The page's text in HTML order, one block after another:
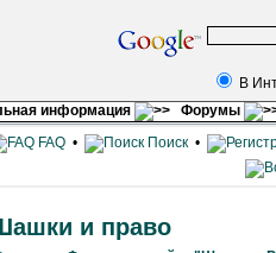
В
информация Форумы
FAQ • Поиск •
и право